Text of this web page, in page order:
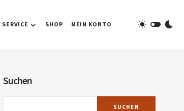
SERVICE SHOP MEIN KONTO
Suchen
SUCHEN